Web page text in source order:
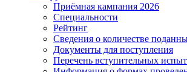
Приёмная кампания 2026
Специальности
Рейтинг
Сведения о количестве
Документы для поступления
Перечень вступительных